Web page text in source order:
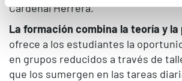
Cardenal Herrera.
La formación combina la teoría y
ofrece a los estudiantes la
en grupos reducidos a través de
que los sumergen en las tareas